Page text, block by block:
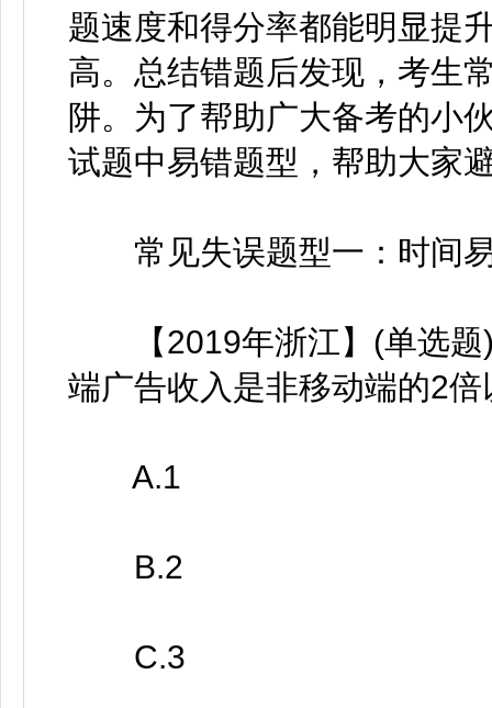
题速度和得分率都能明显提
高。总结错题后发现，考生
阱。为了帮助广大备考的小
试题中易错题型，帮助大家
常见失误题型一：时间
【2019年浙江】(单选题
端广告收入是非移动端的2
A.1
B.2
C.3